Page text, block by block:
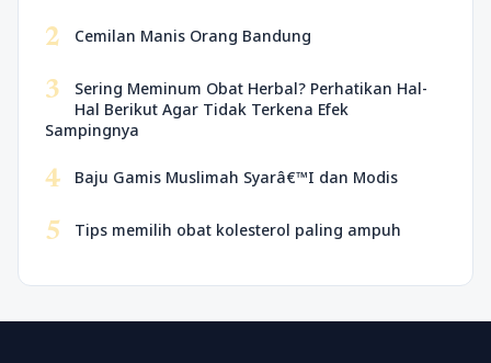
2 Cemilan Manis Orang Bandung
3
Sering Meminum Obat Herbal? Perhatikan Hal-
Hal Berikut Agar Tidak Terkena Efek
Sampingnya
4 Baju Gamis Muslimah Syarâ€™I dan Modis
5 Tips memilih obat kolesterol paling ampuh